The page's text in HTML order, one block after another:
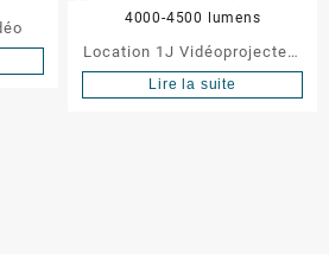
Location 1J Vidéoprojecteur
4000-4500 lumens
Lire la suite